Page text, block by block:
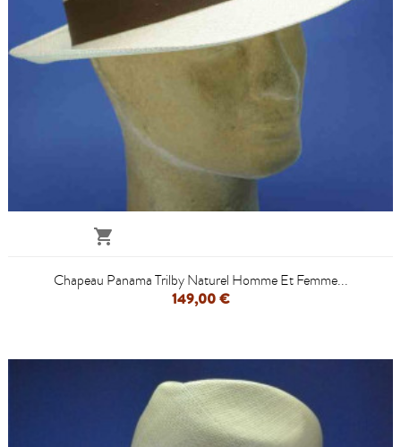

Chapeau Panama Trilby Naturel Homme Et Femme...
149,00 €